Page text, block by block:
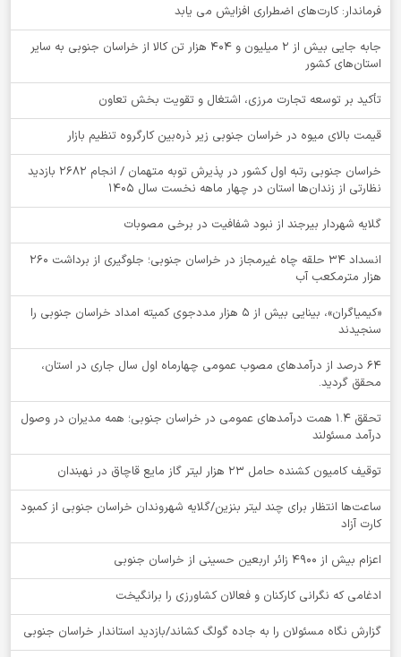
فرماندار: کارت‌های اضطراری افزایش می یابد
جابه جایی بیش از 2 میلیون و 404 هزار تن کالا از خراسان جنوبی به سایر
استان‌های کشور
تأکید بر توسعه تجارت مرزی، اشتغال و تقویت بخش تعاون
قیمت بالای میوه در خراسان جنوبی زیر ذره‌بین کارگروه تنظیم بازار
خراسان جنوبی رتبه اول کشور در پذیرش توبه متهمان / انجام ۲۶۸۲ بازدید
نظارتی از زندان‌ها استان در چهار ماهه نخست سال 1405
گلایه شهردار بیرجند از نبود شفافیت در برخی مصوبات
انسداد ۳۴ حلقه چاه غیرمجاز در خراسان جنوبی؛ جلوگیری از برداشت ۲۶۰
هزار مترمکعب آب
«کیمیاگران»، بینایی بیش از ۵ هزار مددجوی کمیته امداد خراسان جنوبی را
سنجیدند
64 درصد از درآمدهای مصوب عمومی چهارماه اول سال جاری در استان،
محقق گردید.
تحقق ۱.۴ همت درآمدهای عمومی در خراسان جنوبی؛ همه مدیران در وصول
درآمد مسئولند
توقيف کامیون کشنده حامل 23 هزار لیتر گاز مایع قاچاق در نهبندان
ساعت‌ها انتظار برای چند لیتر بنزین/گلایه شهروندان خراسان جنوبی از کمبود
کارت آزاد
اعزام بیش از 4900 زائر اربعین حسینی از خراسان جنوبی
ادغامی که نگرانی کارکنان و فعالان کشاورزی را برانگیخت
گزارش نگاه مسئولان را به جاده گولگ کشاند/بازدید استاندار خراسان جنوبی